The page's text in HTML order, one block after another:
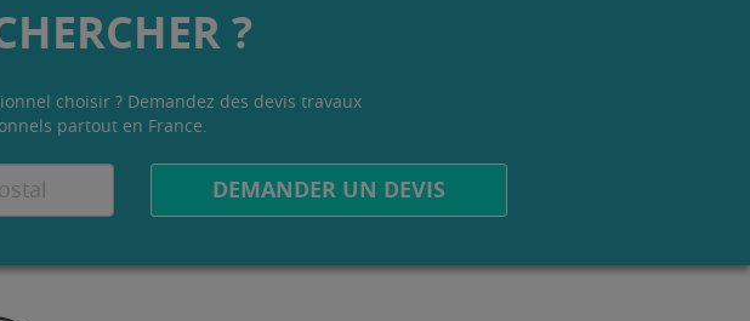
?
choisir ? Demandez des devis travaux
partout en France.
DEMANDER UN DEVIS